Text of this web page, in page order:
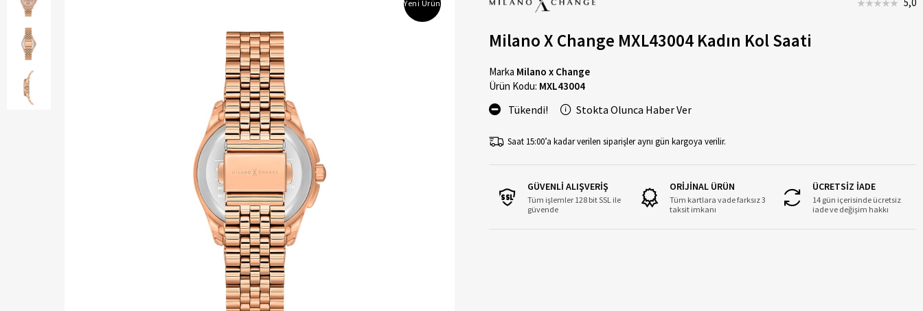
Yeni Ürün
Milano X Change MXL43004 Kadın Kol Saati
Marka Milano x Change
Ürün Kodu: MXL43004
Tükendi! Stokta Olunca Haber Ver
Saat 15:00’a kadar verilen siparişler aynı gün kargoya verilir.
GÜVENLİ ALIŞVERİŞ
Tüm işlemler 128 bit SSL ile
güvende
ORİJİNAL ÜRÜN
Tüm kartlara vade farksız 3
taksit imkanı
ÜCRETSİZ İADE
14 gün içerisinde ücretsiz
iade ve değişim hakkı